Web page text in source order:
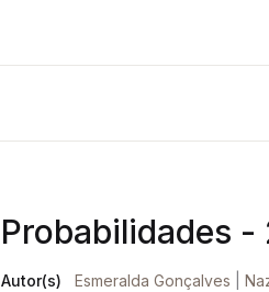
Probabilidades -
Autor(s) Esmeralda Gonçalves